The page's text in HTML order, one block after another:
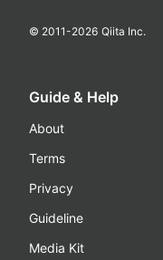
© 2011-2026 Qiita Inc.
Guide & Help
About
Terms
Privacy
Guideline
Media Kit